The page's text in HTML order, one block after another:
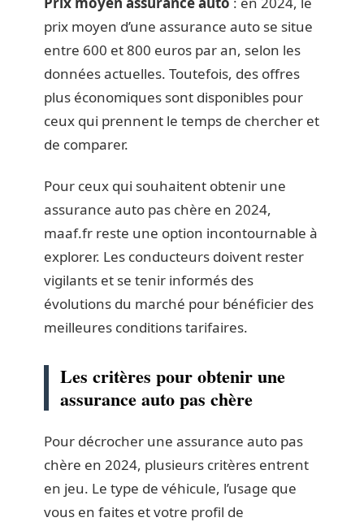
prix moyen d’une assurance auto se situe
entre 600 et 800 euros par an, selon les
données actuelles. Toutefois, des offres
plus économiques sont disponibles pour
ceux qui prennent le temps de chercher et
de comparer.
Pour ceux qui souhaitent obtenir une
assurance auto pas chère en 2024,
maaf.fr reste une option incontournable à
explorer. Les conducteurs doivent rester
vigilants et se tenir informés des
évolutions du marché pour bénéficier des
meilleures conditions tarifaires.
Les critères pour obtenir une
assurance auto pas chère
Pour décrocher une assurance auto pas
chère en 2024, plusieurs critères entrent
en jeu. Le type de véhicule, l’usage que
vous en faites et votre profil de